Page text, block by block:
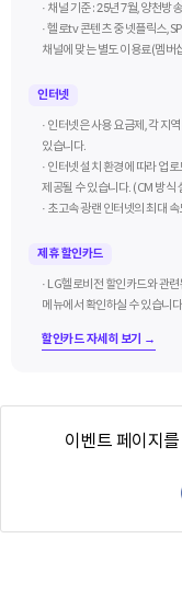
· 채널 기준 : 25년 7월, 양천방
· 헬로tv 콘텐츠 중 넷플릭스,
채널에 맞는 별도 이용료(멤버
인터넷
· 인터넷은 사용 요금제, 각 지
있습니다.
· 인터넷 설치 환경에 따라 업
제공될 수 있습니다. (CM 방식
· 초고속 광랜 인터넷의 최대
제휴 할인카드
· LG헬로비전 할인카드와 관
메뉴에서 확인하실 수 있습니
할인카드 자세히 보기 →
이벤트 페이지